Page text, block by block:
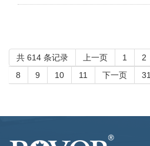
共 614 条记录 上一页 1 2
8
9 10 11 下一页 31